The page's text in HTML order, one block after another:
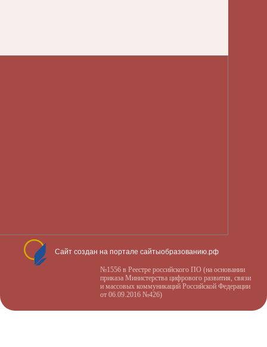
Сайт создан на портале сайтыобразованию.рф
№1556 в Реестре российского ПО (на основании
приказа Министерства цифрового развития, связи
и массовых коммуникаций Российской Федерации
от 06.09.2016 №426)